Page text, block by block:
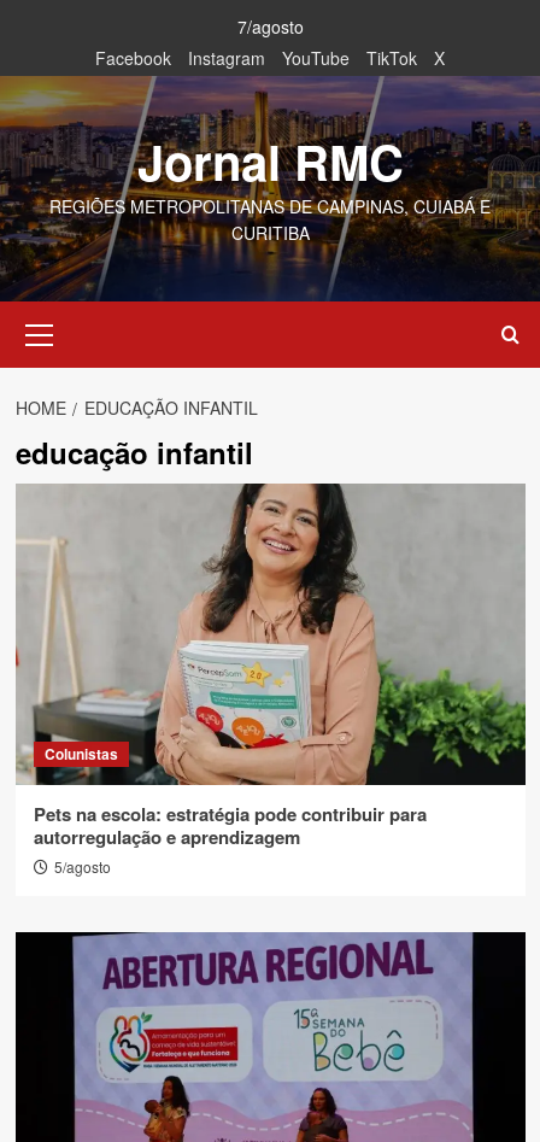
content
7/agosto
Facebook
Instagram YouTube TikTok X
Jornal RMC
REGIÕES METROPOLITANAS DE CAMPINAS, CUIABÁ E
CURITIBA
Menu
HOME EDUCAÇÃO INFANTIL
educação infantil
Colunistas
Pets na escola: estratégia pode contribuir para
autorregulação e aprendizagem
5/agosto